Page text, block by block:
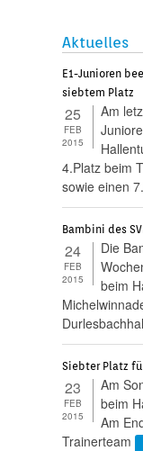
Aktuelles
E1-Junioren
siebtem Platz
25
FEB
2015
Am
4.Platz beim
sowie einen
Bambini des
24
FEB
2015
Die
beim
Siebter Platz
23
FEB
2015
Am
beim
Am
Trainerteam